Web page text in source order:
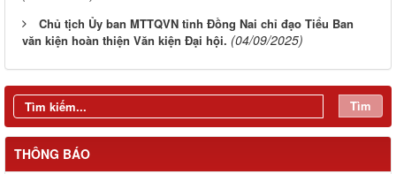
Chủ tịch Ủy ban MTTQVN tỉnh Đồng Nai chỉ đạo Tiểu Ban
văn kiện hoàn thiện Văn kiện Đại hội. (04/09/2025)
Tìm
THÔNG BÁO
Đồng chí Nguyễn Tấn Phú dự, chỉ đạo Hội nghị giao ban công
tác Mặt trận quý I năm 2026 và ký kết giao ước thi đua của cụm
thi đua số 5